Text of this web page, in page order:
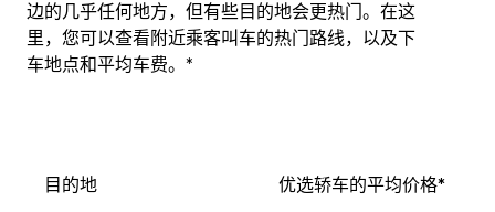
边的几乎任何地方，但有些目的地会更热门。在这
里，您可以查看附近乘客叫车的热门路线，以及下
车地点和平均车费。*
目的地 优选轿车的平均价格*